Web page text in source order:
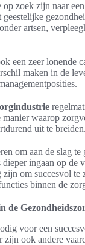
zoek zijn naar een
artsen,
een zeer lonende
maken in de
waarop
uit te breiden.
om aan de slag
ingaan op de
om succesvol te
binnen de
de
voor een
ook andere